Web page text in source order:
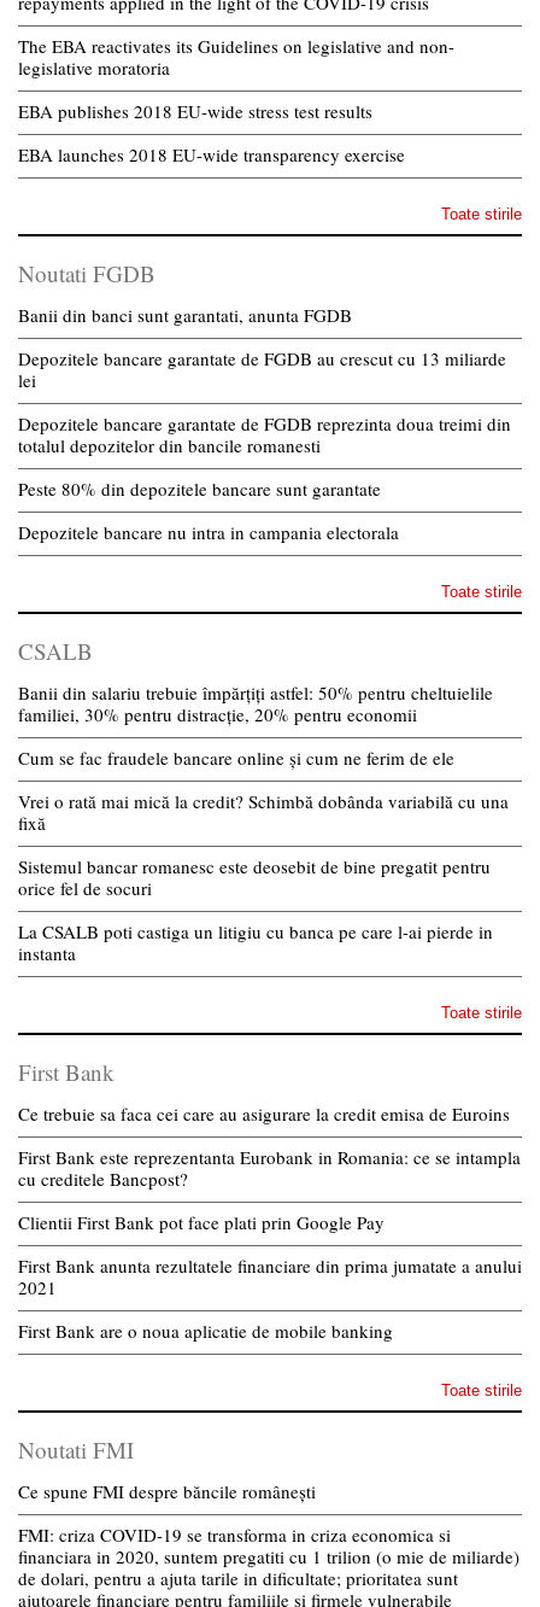
The EBA reactivates its Guidelines on legislative and non-
legislative moratoria
EBA publishes 2018 EU-wide stress test results
EBA launches 2018 EU-wide transparency exercise
Toate stirile
Noutati FGDB
Banii din banci sunt garantati, anunta FGDB
Depozitele bancare garantate de FGDB au crescut cu 13 miliarde
lei
Depozitele bancare garantate de FGDB reprezinta doua treimi din
totalul depozitelor din bancile romanesti
Peste 80% din depozitele bancare sunt garantate
Depozitele bancare nu intra in campania electorala
Toate stirile
CSALB
Banii din salariu trebuie împărțiți astfel: 50% pentru cheltuielile
familiei, 30% pentru distracție, 20% pentru economii
Cum se fac fraudele bancare online și cum ne ferim de ele
Vrei o rată mai mică la credit? Schimbă dobânda variabilă cu una
fixă
Sistemul bancar romanesc este deosebit de bine pregatit pentru
orice fel de socuri
La CSALB poti castiga un litigiu cu banca pe care l-ai pierde in
instanta
Toate stirile
First Bank
Ce trebuie sa faca cei care au asigurare la credit emisa de Euroins
First Bank este reprezentanta Eurobank in Romania: ce se intampla
cu creditele Bancpost?
Clientii First Bank pot face plati prin Google Pay
First Bank anunta rezultatele financiare din prima jumatate a anului
2021
First Bank are o noua aplicatie de mobile banking
Toate stirile
Noutati FMI
Ce spune FMI despre băncile românești
FMI: criza COVID-19 se transforma in criza economica si
financiara in 2020, suntem pregatiti cu 1 trilion (o mie de miliarde)
de dolari, pentru a ajuta tarile in dificultate; prioritatea sunt
ajutoarele financiare pentru familiile si firmele vulnerabile